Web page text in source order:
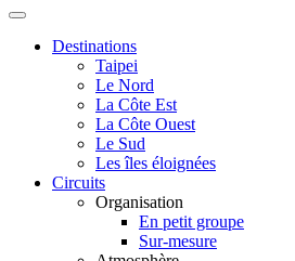
Destinations
Taipei
Le Nord
La Côte Est
La Côte Ouest
Le Sud
Les îles éloignées
Circuits
Organisation
En petit groupe
Sur-mesure